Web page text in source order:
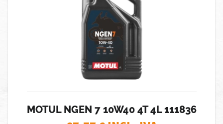
MOTUL NGEN 7 10W40 4T 4L 111836